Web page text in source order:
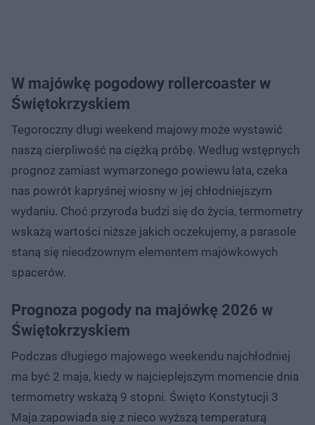
W majówkę pogodowy rollercoaster w
Świętokrzyskiem
Tegoroczny długi weekend majowy może wystawić
naszą cierpliwość na ciężką próbę. Według wstępnych
prognoz zamiast wymarzonego powiewu lata, czeka
nas powrót kapryśnej wiosny w jej chłodniejszym
wydaniu. Choć przyroda budzi się do życia, termometry
wskażą wartości niższe jakich oczekujemy, a parasole
staną się nieodzownym elementem majówkowych
spacerów.
Prognoza pogody na majówkę 2026 w
Świętokrzyskiem
Podczas długiego majowego weekendu najchłodniej
ma być 2 maja, kiedy w najcieplejszym momencie dnia
termometry wskażą 9 stopni. Święto Konstytucji 3
Maja zapowiada się z nieco wyższą temperaturą